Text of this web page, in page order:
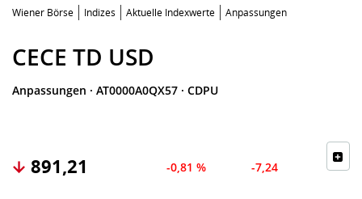
Wiener Börse Indizes Aktuelle Indexwerte Anpassungen
CECE TD USD
Anpassungen · AT0000A0QX57 · CDPU
891,21 -0,81 % -7,24